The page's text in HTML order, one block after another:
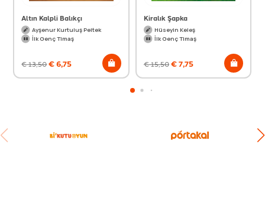
Altın Kalpli Balıkçı
Ayşenur Kurtuluş Peltek
İlk Genç Timaş
€13,50€6,75
Kiralık Şapka
Hüseyin Keleş
İlk Genç Timaş
€15,50€7,75